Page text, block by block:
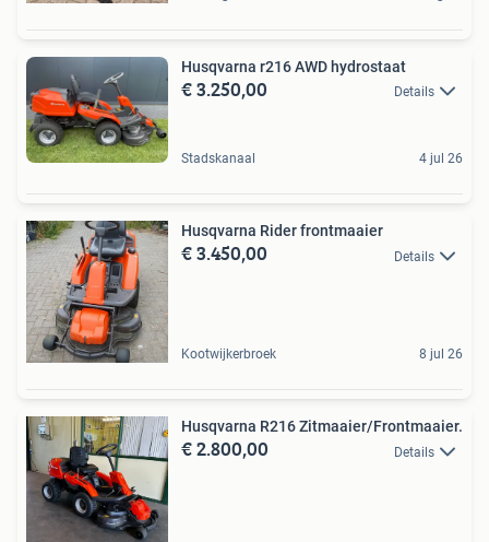
Husqvarna r216 AWD hydrostaat
€ 3.250,00 Details
Stadskanaal 4 jul 26
Husqvarna Rider frontmaaier
€ 3.450,00 Details
Kootwijkerbroek 8 jul 26
Husqvarna R216 Zitmaaier/Frontmaaier.
€ 2.800,00 Details